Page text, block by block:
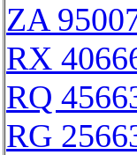
ZA
RX
RQ
RG